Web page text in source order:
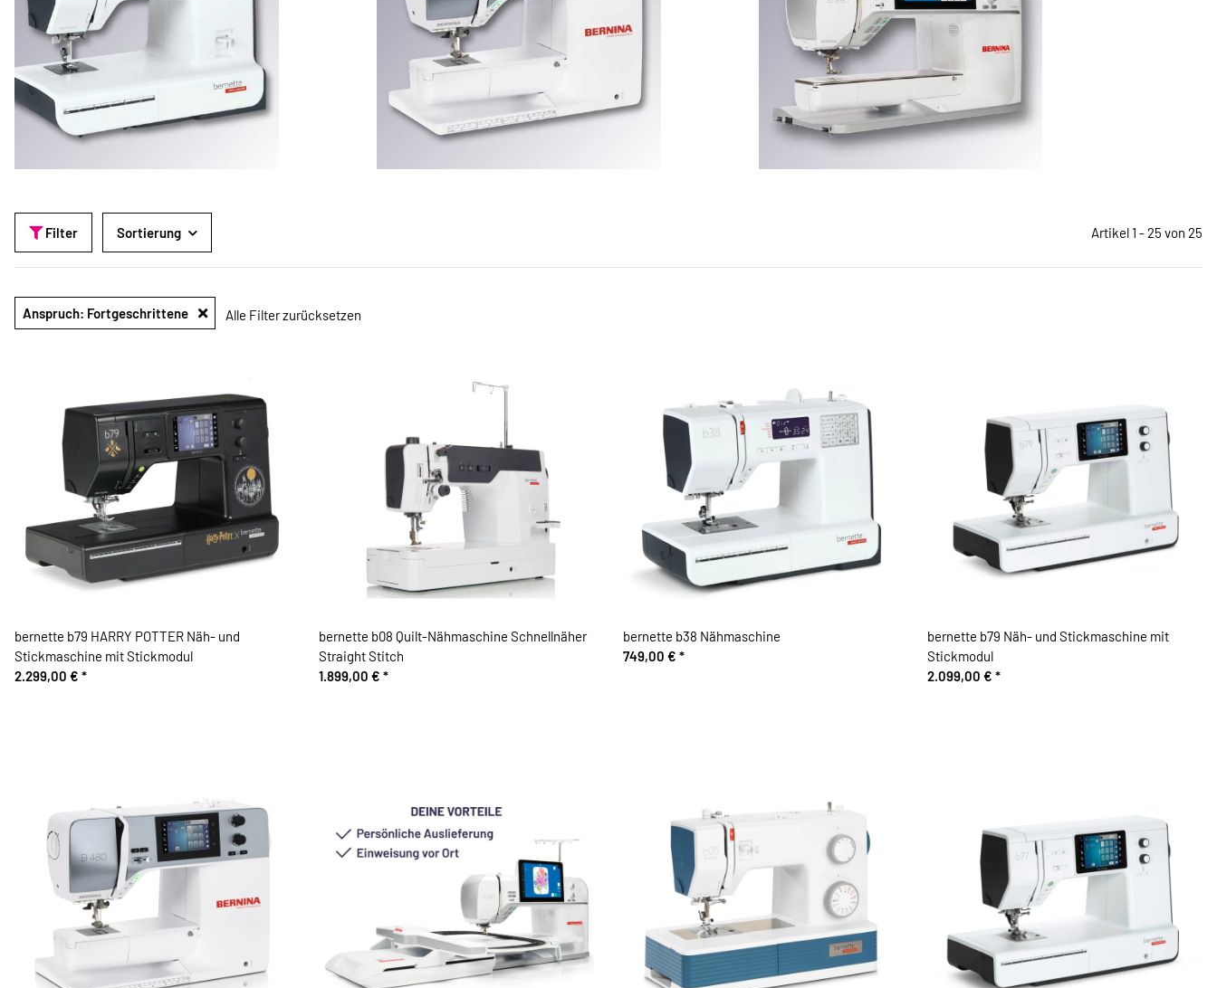
Filter Sortierung Artikel 1 - 25 von 25
Anspruch: Fortgeschrittene Alle Filter zurücksetzen
bernette b79 HARRY POTTER Näh- und
Stickmaschine mit Stickmodul
2.299,00 € *
bernette b08 Quilt-Nähmaschine Schnellnäher
Straight Stitch
1.899,00 € *
bernette b38 Nähmaschine
749,00 € *
bernette b79 Näh- und Stickmaschine mit
Stickmodul
2.099,00 € *